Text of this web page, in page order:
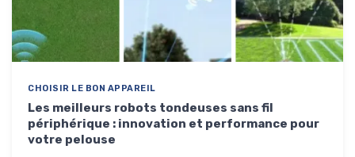
CHOISIR LE BON APPAREIL
Les meilleurs robots tondeuses sans fil
périphérique : innovation et performance pour
votre pelouse